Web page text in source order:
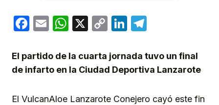
Facebook
EmailWhatsApp
X
CopyLinkedIn
El partido de la cuarta jornada tuvo un final
de infarto en la Ciudad Deportiva Lanzarote
El VulcanAloe Lanzarote Conejero cayó este fin